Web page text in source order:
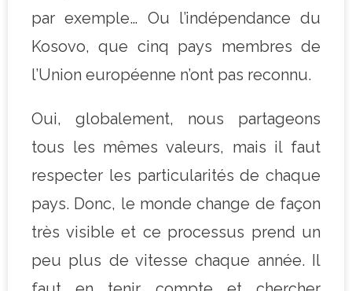
par exemple… Ou l’indépendance du
Kosovo, que cinq pays membres de
l’Union européenne n’ont pas reconnu.
Oui, globalement, nous partageons
tous les mêmes valeurs, mais il faut
respecter les particularités de chaque
pays. Donc, le monde change de façon
très visible et ce processus prend un
peu plus de vitesse chaque année. Il